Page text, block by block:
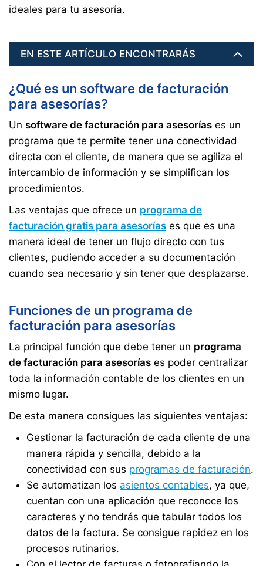
ideales para tu asesoría.
EN ESTE ARTÍCULO ENCONTRARÁS
¿Qué es un software de facturación
para asesorías?
Un software de facturación para asesorías es un
programa que te permite tener una conectividad
directa con el cliente, de manera que se agiliza el
intercambio de información y se simplifican los
procedimientos.
Las ventajas que ofrece un programa de
facturación gratis para asesorías es que es una
manera ideal de tener un flujo directo con tus
clientes, pudiendo acceder a su documentación
cuando sea necesario y sin tener que desplazarse.
Funciones de un programa de
facturación para asesorías
La principal función que debe tener un programa
de facturación para asesorías es poder centralizar
toda la información contable de los clientes en un
mismo lugar.
De esta manera consigues las siguientes ventajas:
Gestionar la facturación de cada cliente de una
manera rápida y sencilla, debido a la
conectividad con sus programas de facturación.
Se automatizan los asientos contables, ya que,
cuentan con una aplicación que reconoce los
caracteres y no tendrás que tabular todos los
datos de la factura. Se consigue rapidez en los
procesos rutinarios.